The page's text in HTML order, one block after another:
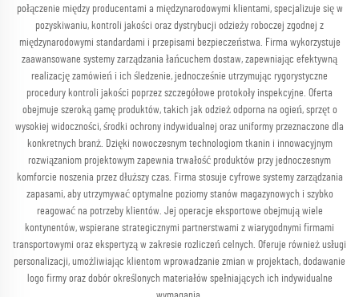
połączenie między producentami a międzynarodowymi klientami, specjalizuje się w
pozyskiwaniu, kontroli jakości oraz dystrybucji odzieży roboczej zgodnej z
międzynarodowymi standardami i przepisami bezpieczeństwa. Firma wykorzystuje
zaawansowane systemy zarządzania łańcuchem dostaw, zapewniając efektywną
realizację zamówień i ich śledzenie, jednocześnie utrzymując rygorystyczne
procedury kontroli jakości poprzez szczegółowe protokoły inspekcyjne. Oferta
obejmuje szeroką gamę produktów, takich jak odzież odporna na ogień, sprzęt o
wysokiej widoczności, środki ochrony indywidualnej oraz uniformy przeznaczone dla
konkretnych branż. Dzięki nowoczesnym technologiom tkanin i innowacyjnym
rozwiązaniom projektowym zapewnia trwałość produktów przy jednoczesnym
komforcie noszenia przez dłuższy czas. Firma stosuje cyfrowe systemy zarządzania
zapasami, aby utrzymywać optymalne poziomy stanów magazynowych i szybko
reagować na potrzeby klientów. Jej operacje eksportowe obejmują wiele
kontynentów, wspierane strategicznymi partnerstwami z wiarygodnymi firmami
transportowymi oraz ekspertyzą w zakresie rozliczeń celnych. Oferuje również usługi
personalizacji, umożliwiając klientom wprowadzanie zmian w projektach, dodawanie
logo firmy oraz dobór określonych materiałów spełniających ich indywidualne